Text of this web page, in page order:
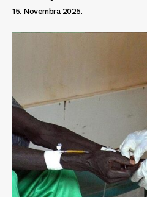
Info
O nama
Kontakt
Impressum
15. Novembra 2025.